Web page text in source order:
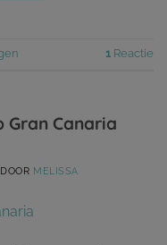
1 Reactie
Gran Canaria
DOOR MELISSA